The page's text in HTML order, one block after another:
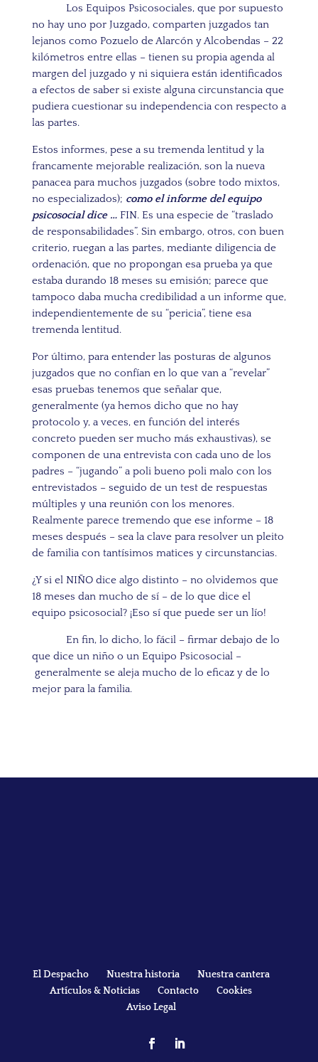
Los Equipos Psicosociales, que por supuesto
no hay uno por Juzgado, comparten juzgados tan
lejanos como Pozuelo de Alarcón y Alcobendas – 22
kilómetros entre ellas – tienen su propia agenda al
margen del juzgado y ni siquiera están identificados
a efectos de saber si existe alguna circunstancia que
pudiera cuestionar su independencia con respecto a
las partes.
Estos informes, pese a su tremenda lentitud y la
francamente mejorable realización, son la nueva
panacea para muchos juzgados (sobre todo mixtos,
no especializados); como el informe del equipo
psicosocial dice … FIN. Es una especie de “traslado
de responsabilidades”. Sin embargo, otros, con buen
criterio, ruegan a las partes, mediante diligencia de
ordenación, que no propongan esa prueba ya que
estaba durando 18 meses su emisión; parece que
tampoco daba mucha credibilidad a un informe que,
independientemente de su “pericia”, tiene esa
tremenda lentitud.
Por último, para entender las posturas de algunos
juzgados que no confían en lo que van a “revelar”
esas pruebas tenemos que señalar que,
generalmente (ya hemos dicho que no hay
protocolo y, a veces, en función del interés
concreto pueden ser mucho más exhaustivas), se
componen de una entrevista con cada uno de los
padres – “jugando” a poli bueno poli malo con los
entrevistados – seguido de un test de respuestas
múltiples y una reunión con los menores.
Realmente parece tremendo que ese informe – 18
meses después – sea la clave para resolver un pleito
de familia con tantísimos matices y circunstancias.
¿Y si el NIÑO dice algo distinto – no olvidemos que
18 meses dan mucho de sí – de lo que dice el
equipo psicosocial? ¡Eso sí que puede ser un lío!
En fin, lo dicho, lo fácil – firmar debajo de lo
que dice un niño o un Equipo Psicosocial –
generalmente se aleja mucho de lo eficaz y de lo
mejor para la familia.
El Despacho Nuestra historia
Nuestra cantera
Artículos & Noticias
Contacto
Cookies
Aviso Legal